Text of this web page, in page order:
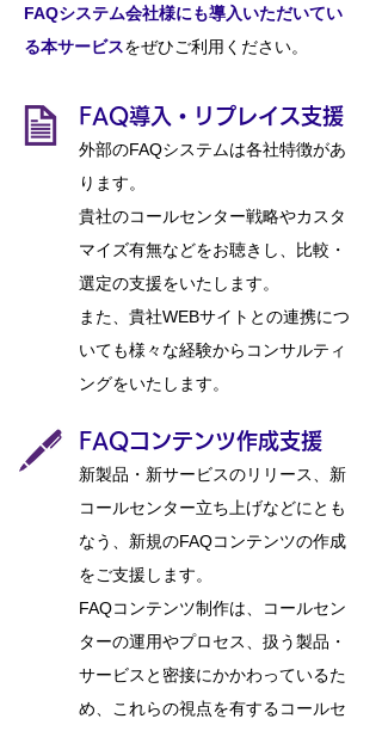
FAQシステム会社様にも導入いただいてい
る本サービスをぜひご利用ください。
FAQ導入・リプレイス支援
外部のFAQシステムは各社特徴があ
ります。
貴社のコールセンター戦略やカスタ
マイズ有無などをお聴きし、比較・
選定の支援をいたします。
また、貴社WEBサイトとの連携につ
いても様々な経験からコンサルティ
ングをいたします。
FAQコンテンツ作成支援
新製品・新サービスのリリース、新
コールセンター立ち上げなどにとも
なう、新規のFAQコンテンツの作成
をご支援します。
​FAQコンテンツ制作は、コールセン
ターの運用やプロセス、扱う製品・
サービスと密接にかかわっているた
め、これらの視点を有するコールセ